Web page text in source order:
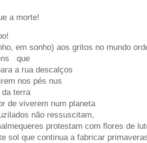
a morte!
em sonho) aos gritos no mundo
que
a rua descalços
nos pés nus
terra
de viverem num planeta
não ressuscitam,
protestam com flores de
sol que continua a fabricar